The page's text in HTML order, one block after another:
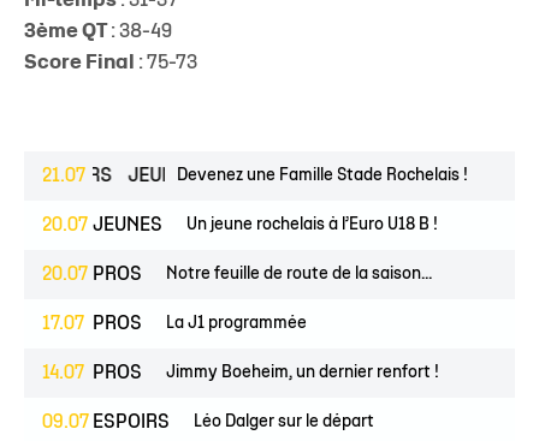
3ème QT
: 38-49
Score Final
: 75-73
21.07
ESPOIRS JEUNES Devenez une Famille Stade Rochelais !
20.07 JEUNES Un jeune rochelais à l’Euro U18 B !
20.07 PROS Notre feuille de route de la saison...
17.07 PROS La J1 programmée
14.07 PROS Jimmy Boeheim, un dernier renfort !
09.07 ESPOIRS Léo Dalger sur le départ